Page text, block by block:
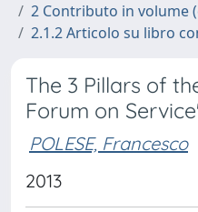
2 Contributo in volume
2.1.2 Articolo su libro
The 3 Pillars of
Forum on
POLESE, Francesco
2013